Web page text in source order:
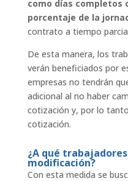
como días completos
porcentaje de la
contrato a tiempo
De esta manera, los
verán beneficiados por
empresas no tendrán
adicional al no haber
cotización y, por lo
cotización.
¿A qué
modificación?
Con esta medida se